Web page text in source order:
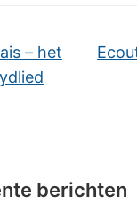
– het
berichten